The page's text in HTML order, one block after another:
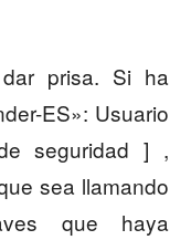
prisa. Si ha
ES»: Usuario
seguridad ] ,
sea llamando
que haya